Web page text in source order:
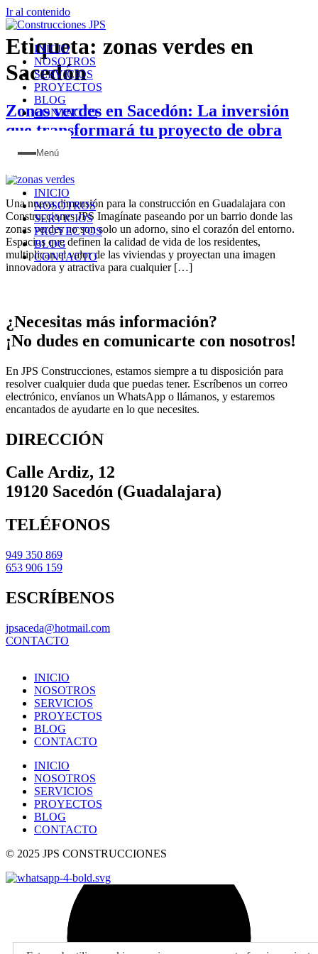
Ir al contenido
INICIO
NOSOTROS
SERVICIOS
PROYECTOS
BLOG
CONTACTO
Menú
INICIO
NOSOTROS
SERVICIOS
PROYECTOS
BLOG
CONTACTO
Etiqueta: zonas verdes en
Sacedón
Zonas verdes en Sacedón: La inversión
que transformará tu proyecto de obra
civil
Una nueva dimensión para la construcción en Guadalajara con
Construcciones JPS Imagínate paseando por un barrio donde las
zonas verdes no son solo un adorno, sino el corazón del entorno.
Espacios que definen la calidad de vida de los residentes,
multiplican el valor de las viviendas y proyectan una imagen
innovadora y atractiva para cualquier […]
¿Necesitas más información?
¡No dudes en comunicarte con nosotros!
En JPS Construcciones, estamos siempre a tu disposición para
resolver cualquier duda que puedas tener. Escríbenos un correo
electrónico, envíanos un WhatsApp o llámanos, y estaremos
encantados de ayudarte en lo que necesites.
DIRECCIÓN
Calle Ardiz, 12
19120 Sacedón (Guadalajara)
TELÉFONOS
949 350 869
653 906 159
ESCRÍBENOS
jpsaceda@hotmail.com
CONTACTO
INICIO
NOSOTROS
SERVICIOS
PROYECTOS
BLOG
CONTACTO
INICIO
NOSOTROS
SERVICIOS
PROYECTOS
BLOG
CONTACTO
© 2025 JPS CONSTRUCCIONES